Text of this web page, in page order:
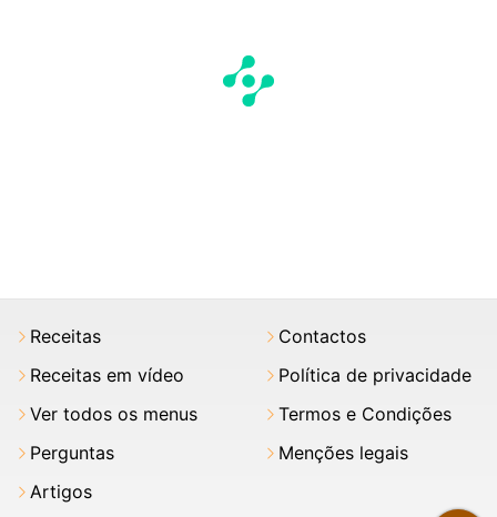
Receitas
Receitas em vídeo
Ver todos os menus
Perguntas
Artigos
Contactos
Política de privacidade
Termos e Condições
Menções legais